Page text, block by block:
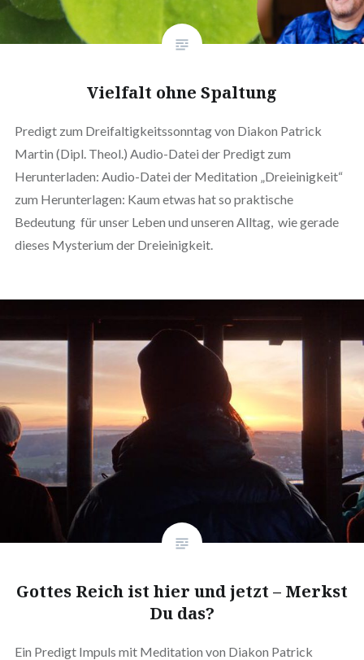
Vielfalt ohne Spaltung
Predigt zum Dreifaltigkeitssonntag von Diakon Patrick
Martin (Dipl. Theol.) Audio-Datei der Predigt zum
Herunterladen: Audio-Datei der Meditation „Dreieinigkeit“
zum Herunterlagen: Kaum etwas hat so praktische
Bedeutung für unser Leben und unseren Alltag, wie gerade
dieses Mysterium der Dreieinigkeit.
Gottes Reich ist hier und jetzt – Merkst
Du das?
Ein Predigt Impuls mit Meditation von Diakon Patrick